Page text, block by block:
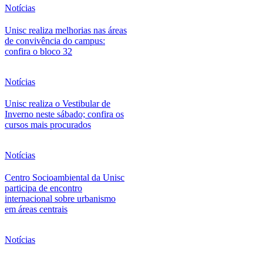
Notícias
Unisc realiza melhorias nas áreas
de convivência do campus:
confira o bloco 32
Notícias
Unisc realiza o Vestibular de
Inverno neste sábado; confira os
cursos mais procurados
Notícias
Centro Socioambiental da Unisc
participa de encontro
internacional sobre urbanismo
em áreas centrais
Notícias